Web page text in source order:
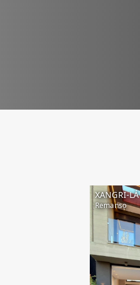
XANGRI-LÁ
Remanso